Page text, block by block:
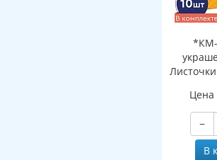
*КМ-
Цена
−
В